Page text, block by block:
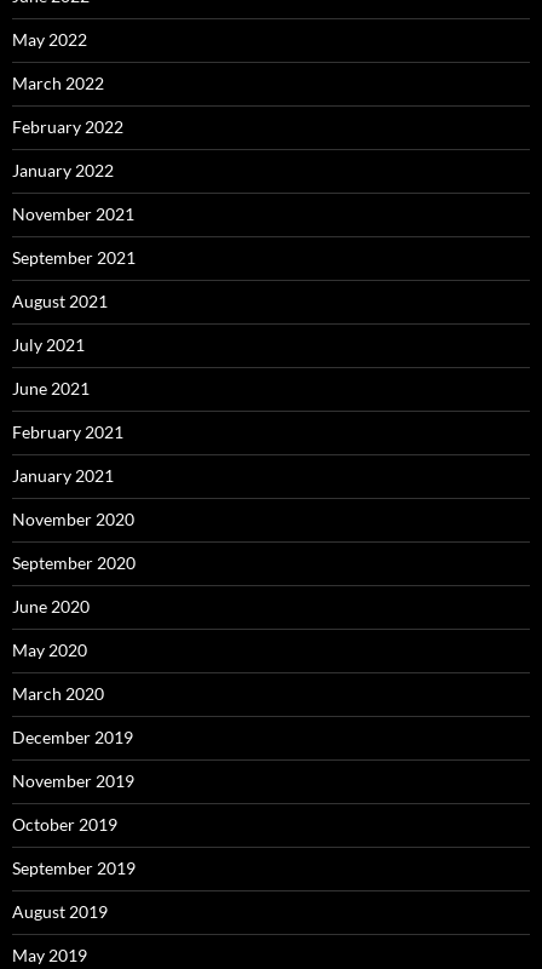
May 2022
March 2022
February 2022
January 2022
November 2021
September 2021
August 2021
July 2021
June 2021
February 2021
January 2021
November 2020
September 2020
June 2020
May 2020
March 2020
December 2019
November 2019
October 2019
September 2019
August 2019
May 2019